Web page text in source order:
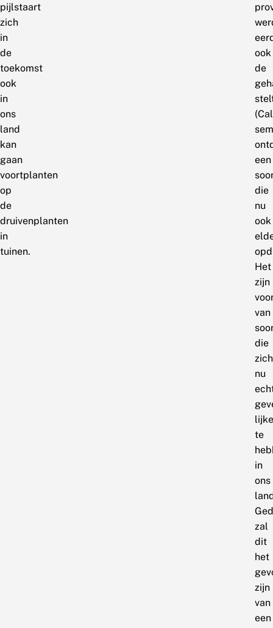
pijlstaart
zich
in
de
toekomst
ook
in
ons
land
kan
gaan
voortplanten
op
de
druivenplanten
in
tuinen.
ook
de
een
die
nu
ook
Het
zijn
van
die
zich
nu
te
in
ons
zal
dit
het
zijn
van
een